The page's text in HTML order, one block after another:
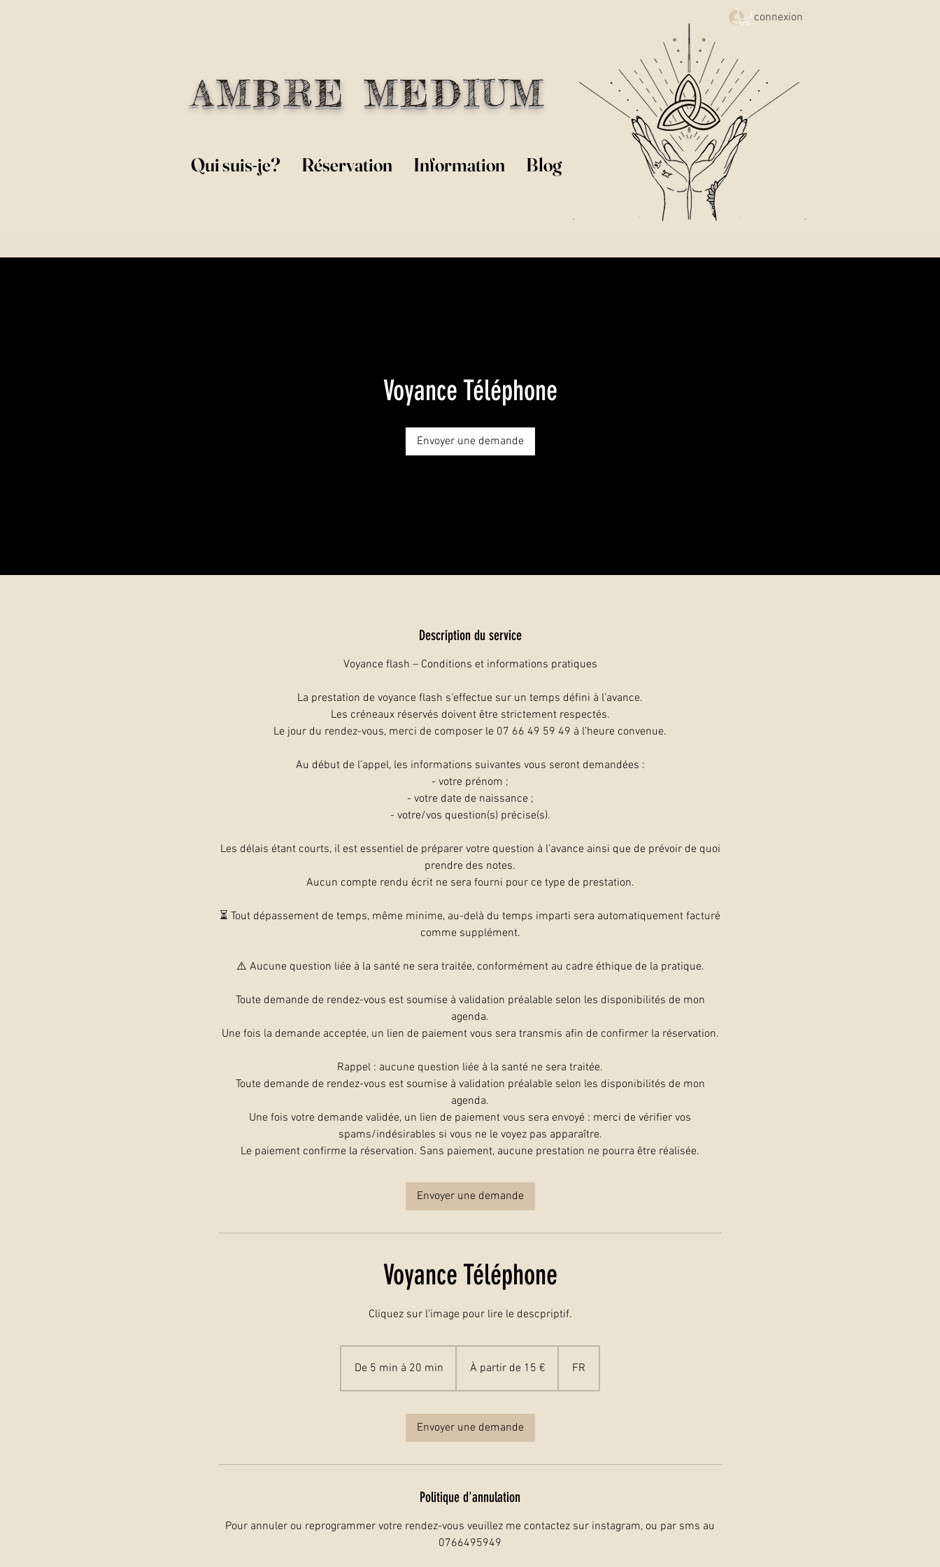
connexion
AMBRE MEDIUM
Qui suis-je? Réservation Information Blog
Voyance Téléphone
Envoyer une demande
Description du service
Voyance flash – Conditions et informations pratiques
La prestation de voyance flash s’effectue sur un temps défini à l’avance.
Les créneaux réservés doivent être strictement respectés.
Le jour du rendez-vous, merci de composer le 07 66 49 59 49 à l’heure convenue.
Au début de l’appel, les informations suivantes vous seront demandées :
- votre prénom ;
- votre date de naissance ;
- votre/vos question(s) précise(s).
Les délais étant courts, il est essentiel de préparer votre question à l’avance ainsi que de prévoir de quoi
prendre des notes.
Aucun compte rendu écrit ne sera fourni pour ce type de prestation.
⏳ Tout dépassement de temps, même minime, au-delà du temps imparti sera automatiquement facturé
comme supplément.
⚠️ Aucune question liée à la santé ne sera traitée, conformément au cadre éthique de la pratique.
Toute demande de rendez-vous est soumise à validation préalable selon les disponibilités de mon
agenda.
Une fois la demande acceptée, un lien de paiement vous sera transmis afin de confirmer la réservation.
Rappel : aucune question liée à la santé ne sera traitée.
Toute demande de rendez-vous est soumise à validation préalable selon les disponibilités de mon
agenda.
Une fois votre demande validée, un lien de paiement vous sera envoyé : merci de vérifier vos
spams/indésirables si vous ne le voyez pas apparaître.
Le paiement confirme la réservation. Sans paiement, aucune prestation ne pourra être réalisée.
Envoyer une demande
Voyance Téléphone
Cliquez sur l'image pour lire le descpriptif.
De 5 min à 20 min
à
0
i
À partir de 15 € FR
Envoyer une demande
Politique d'annulation
Pour annuler ou reprogrammer votre rendez-vous veuillez me contactez sur instagram, ou par sms au
0766495949